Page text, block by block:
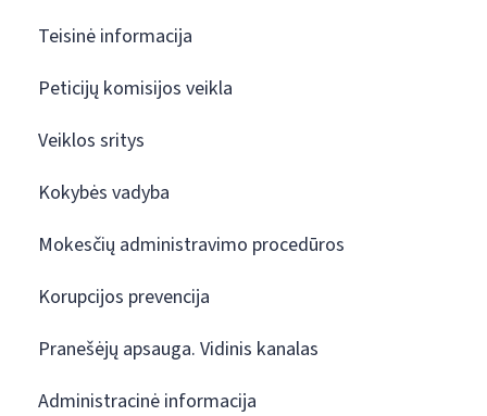
Teisinė informacija
Peticijų komisijos veikla
Veiklos sritys
Kokybės vadyba
Mokesčių administravimo procedūros
Korupcijos prevencija
Pranešėjų apsauga. Vidinis kanalas
Administracinė informacija